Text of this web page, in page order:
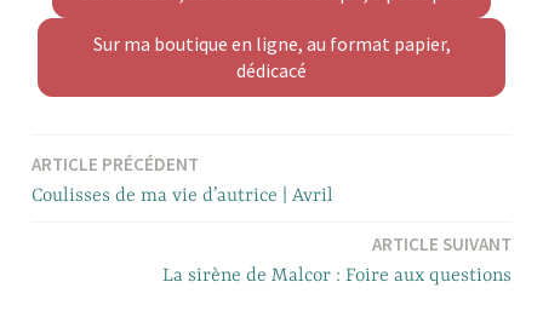
Sur ma boutique en ligne, au format papier,
dédicacé
Navigation
de
ARTICLE PRÉCÉDENT
Coulisses de ma vie d’autrice | Avril
ARTICLE SUIVANT
La sirène de Malcor : Foire aux questions